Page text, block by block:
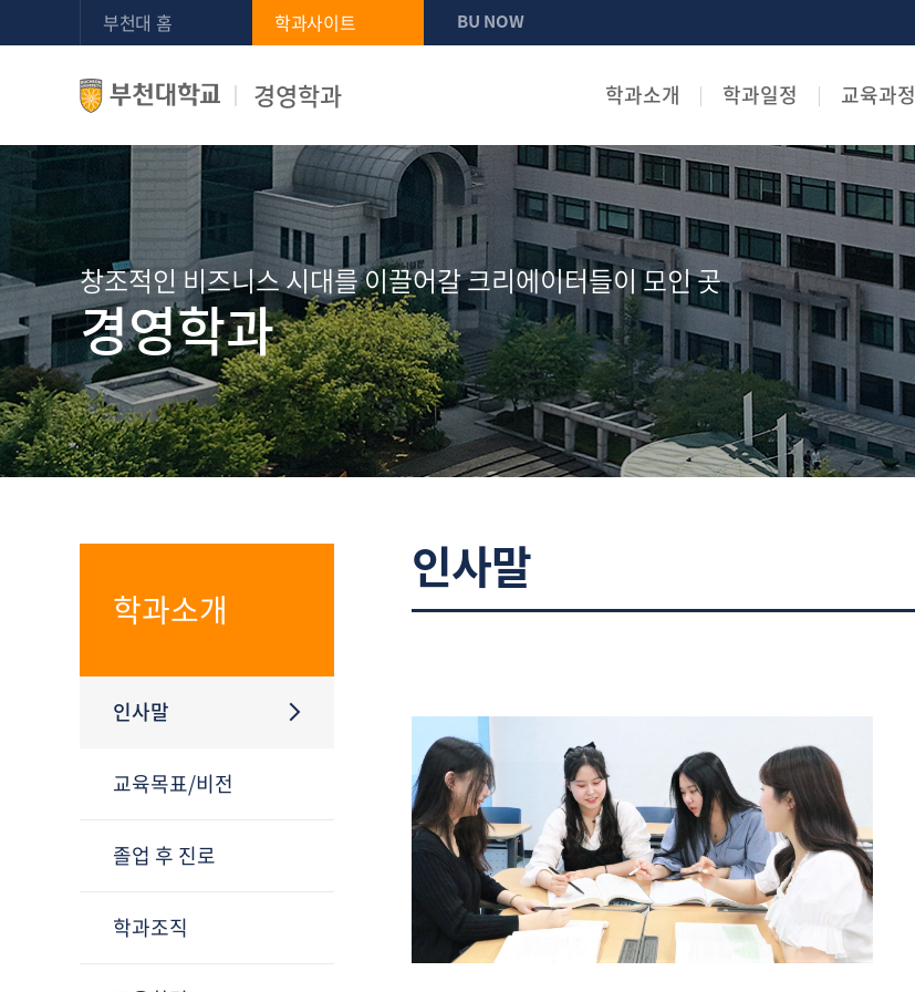
부천대 홈 학과사이트 BU NOW
경영학과 학과소개 학과일정 교육과정
창조적인 비즈니스 시대를 이끌어갈 크리에이터들이 모인 곳
경영학과
학과소개
인사말
교육목표/비전
졸업 후 진로
학과조직
인사말